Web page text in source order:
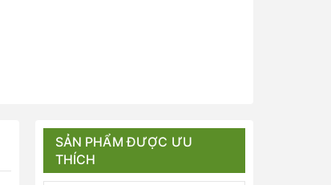
SẢN PHẨM ĐƯỢC ƯU
THÍCH